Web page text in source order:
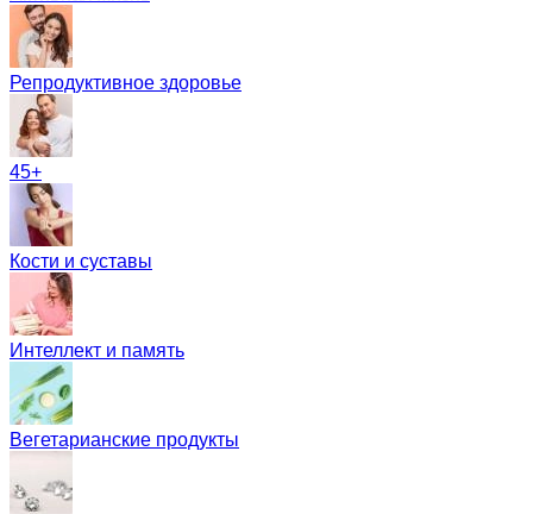
Репродуктивное здоровье
45+
Кости и суставы
Интеллект и память
Вегетарианские продукты